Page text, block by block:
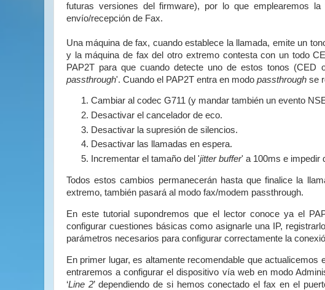
futuras versiones del firmware), por lo que emplearemos
envío/recepción de Fax.
Una máquina de fax, cuando establece la llamada, emite un
y la máquina de fax del otro extremo contesta con un todo
PAP2T para que cuando detecte uno de estos tonos (CED
passthrough'. Cuando el PAP2T entra en modo passthrough se
Cambiar al codec G711 (y mandar también un evento
Desactivar el cancelador de eco.
Desactivar la supresión de silencios.
Desactivar las llamadas en espera.
Incrementar el tamaño del 'jitter buffer' a 100ms e impedir
Todos estos cambios permanecerán hasta que finalice la
extremo, también pasará al modo fax/modem passthrough.
En este tutorial supondremos que el lector conoce ya el
configurar cuestiones básicas como asignarle una IP,
parámetros necesarios para configurar correctamente la
En primer lugar, es altamente recomendable que
entraremos a configurar el dispositivo vía web en modo
‘Line 2’ dependiendo de si hemos conectado el fax en el